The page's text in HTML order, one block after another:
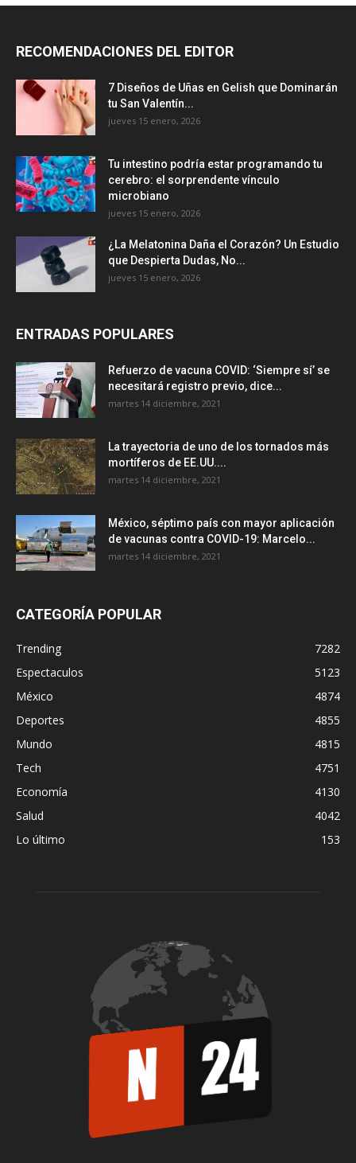
RECOMENDACIONES DEL EDITOR
7 Diseños de Uñas en Gelish que Dominarán
tu San Valentín...
jueves 15 enero, 2026
Tu intestino podría estar programando tu
cerebro: el sorprendente vínculo
microbiano
jueves 15 enero, 2026
¿La Melatonina Daña el Corazón? Un Estudio
que Despierta Dudas, No...
jueves 15 enero, 2026
ENTRADAS POPULARES
Refuerzo de vacuna COVID: ‘Siempre sí’ se
necesitará registro previo, dice...
martes 14 diciembre, 2021
La trayectoria de uno de los tornados más
mortíferos de EE.UU....
martes 14 diciembre, 2021
México, séptimo país con mayor aplicación
de vacunas contra COVID-19: Marcelo...
martes 14 diciembre, 2021
CATEGORÍA POPULAR
Trending
7282
Espectaculos
5123
México
4874
Deportes
4855
Mundo
4815
Tech
4751
Economía
4130
Salud
4042
Lo último
153